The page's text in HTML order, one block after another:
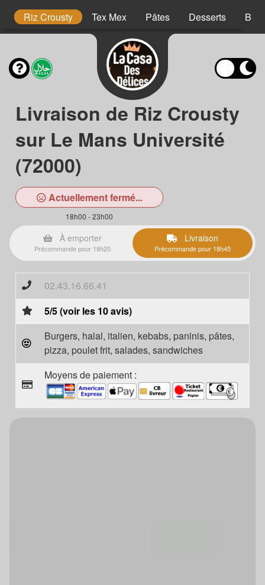
Riz Crousty Tex Mex Pâtes Desserts
Livraison de Riz Crousty
sur Le Mans Université
(72000)
Actuellement fermé...
18h00 - 23h00
À emporter
Précommande pour 18h20
Livraison
Précommande pour 18h45
02.43.16.66.41
5/5 (voir les 10 avis)
Burgers, halal, italien, kebabs, paninis, pâtes,
pizza, poulet frit, salades, sandwiches
Moyens de paiement :